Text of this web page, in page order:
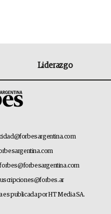
Liderazgo
es publicada por HT Media SA.